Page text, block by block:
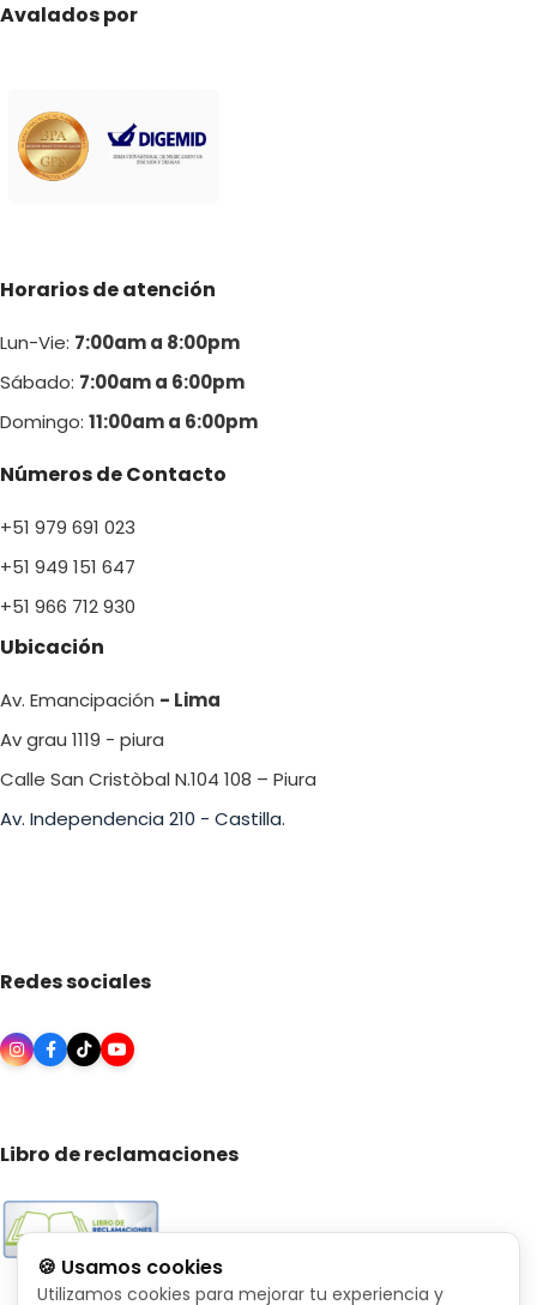
Avalados por
Horarios de atención
Lun-Vie: 7:00am a 8:00pm
Sábado: 7:00am a 6:00pm
Domingo: 11:00am a 6:00pm
Números de Contacto
+51 979 691 023
+51 949 151 647
+51 966 712 930
Ubicación
Av. Emancipación - Lima
Av grau 1119 - piura
Calle San Cristòbal N.104 108 – Piura
Av. Independencia 210 - Castilla.
Redes sociales
Libro de reclamaciones
🍪 Usamos cookies
Utilizamos cookies para mejorar tu experiencia y